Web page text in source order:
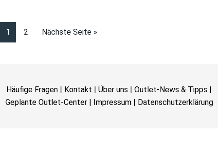
1 2 Nächste Seite »
Häufige Fragen | Kontakt | Über uns | Outlet-News & Tipps |
Geplante Outlet-Center| Impressum| Datenschutzerklärung